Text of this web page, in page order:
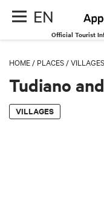
EN
Official Tourist
HOME / PLACES /VILLAGES
Tudiano
VILLAGES